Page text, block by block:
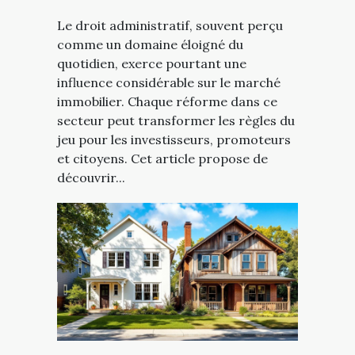
Le droit administratif, souvent perçu
comme un domaine éloigné du
quotidien, exerce pourtant une
influence considérable sur le marché
immobilier. Chaque réforme dans ce
secteur peut transformer les règles du
jeu pour les investisseurs, promoteurs
et citoyens. Cet article propose de
découvrir...